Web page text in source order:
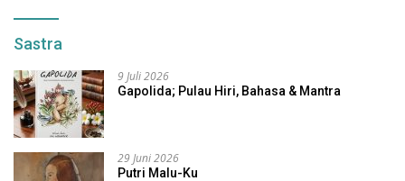
Sastra
9 Juli 2026
Gapolida; Pulau Hiri, Bahasa & Mantra
29 Juni 2026
Putri Malu-Ku